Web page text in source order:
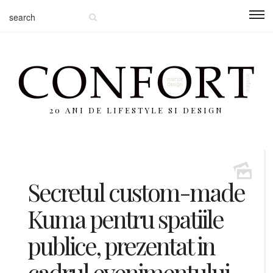
20 ANI DE LIFESTYLE SI DESIGN
Secretul custom-made
Kuma pentru spatiile
publice, prezentat in